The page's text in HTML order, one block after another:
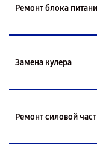
Ремонт блока
Замена кулера
Ремонт силовой